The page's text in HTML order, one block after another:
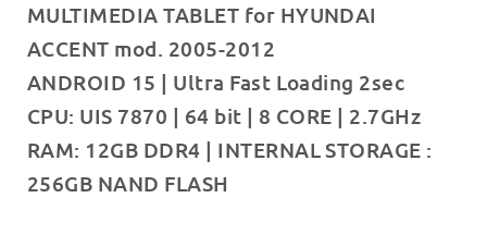
was:
€749.00.
τιμή
είναι:
€699.00.
MULTIMEDIA TABLET for HYUNDAI
ACCENT mod. 2005-2012
ANDROID 15 | Ultra Fast Loading 2sec
CPU: UIS 7870 | 64 bit | 8 CORE | 2.7GHz
RAM: 12GB DDR4 | INTERNAL STORAGE :
256GB NAND FLASH